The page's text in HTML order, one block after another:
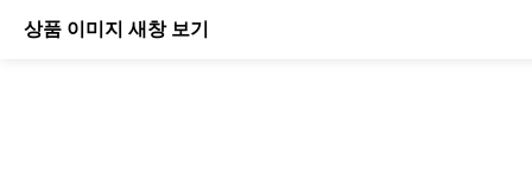
상품 이미지 새창 보기